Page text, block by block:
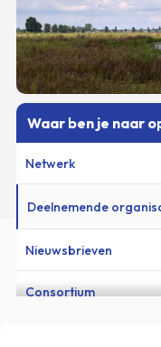
Waar ben je naar
Netwerk
Deelnemende
Nieuwsbrieven
Consortium